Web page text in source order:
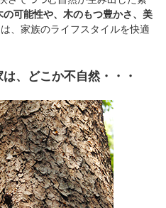
の可能性や、木のもつ豊かさ、美
、家族のライフスタイルを快適
、どこか不自然・・・